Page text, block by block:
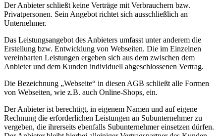
Der Anbieter schließt keine Verträge mit Verbrauchern bzw.
Privatpersonen. Sein Angebot richtet sich ausschließlich an
Unternehmer.
Das Leistungsangebot des Anbieters umfasst unter anderem die
Erstellung bzw. Entwicklung von Webseiten. Die im Einzelnen
vereinbarten Leistungen ergeben sich aus dem zwischen dem
Anbieter und dem Kunden individuell abgeschlossenen Vertrag.
Die Bezeichnung „Webseite“ in diesen AGB schließt alle Formen
von Webseiten, wie z.B. auch Online-Shops, ein.
Der Anbieter ist berechtigt, in eigenem Namen und auf eigene
Rechnung die erforderlichen Leistungen an Subunternehmer zu
vergeben, die ihrerseits ebenfalls Subunternehmer einsetzen dürfen.